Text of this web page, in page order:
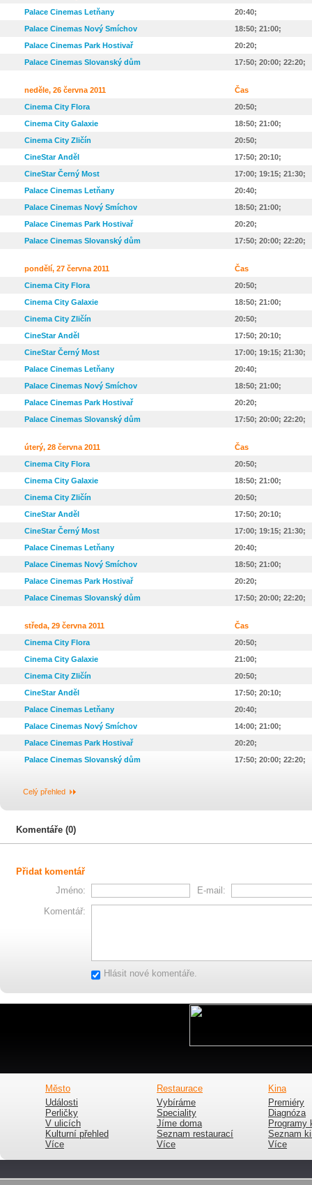
Palace Cinemas Letňany
20:40;
Palace Cinemas Nový Smíchov
18:50; 21:00;
Palace Cinemas Park Hostivař
20:20;
Palace Cinemas Slovanský dům
17:50; 20:00; 22:20;
neděle, 26 června 2011
Čas
Cinema City Flora
20:50;
Cinema City Galaxie
18:50; 21:00;
Cinema City Zličín
20:50;
CineStar Anděl
17:50; 20:10;
CineStar Černý Most
17:00; 19:15; 21:30;
Palace Cinemas Letňany
20:40;
Palace Cinemas Nový Smíchov
18:50; 21:00;
Palace Cinemas Park Hostivař
20:20;
Palace Cinemas Slovanský dům
17:50; 20:00; 22:20;
pondělí, 27 června 2011
Čas
Cinema City Flora
20:50;
Cinema City Galaxie
18:50; 21:00;
Cinema City Zličín
20:50;
CineStar Anděl
17:50; 20:10;
CineStar Černý Most
17:00; 19:15; 21:30;
Palace Cinemas Letňany
20:40;
Palace Cinemas Nový Smíchov
18:50; 21:00;
Palace Cinemas Park Hostivař
20:20;
Palace Cinemas Slovanský dům
17:50; 20:00; 22:20;
úterý, 28 června 2011
Čas
Cinema City Flora
20:50;
Cinema City Galaxie
18:50; 21:00;
Cinema City Zličín
20:50;
CineStar Anděl
17:50; 20:10;
CineStar Černý Most
17:00; 19:15; 21:30;
Palace Cinemas Letňany
20:40;
Palace Cinemas Nový Smíchov
18:50; 21:00;
Palace Cinemas Park Hostivař
20:20;
Palace Cinemas Slovanský dům
17:50; 20:00; 22:20;
středa, 29 června 2011
Čas
Cinema City Flora
20:50;
Cinema City Galaxie
21:00;
Cinema City Zličín
20:50;
CineStar Anděl
17:50; 20:10;
Palace Cinemas Letňany
20:40;
Palace Cinemas Nový Smíchov
14:00; 21:00;
Palace Cinemas Park Hostivař
20:20;
Palace Cinemas Slovanský dům
17:50; 20:00; 22:20;
Celý přehled
Komentáře (0)
Přidat komentář
Jméno:
E-mail:
Komentář:
Hlásit nové komentáře.
Město
Události
Perličky
V ulicích
Kulturní přehled
Více
Restaurace
Vybíráme
Speciality
Jíme doma
Seznam restaurací
Více
Kina
Premiéry
Diagnóza
Programy
Seznam
Více